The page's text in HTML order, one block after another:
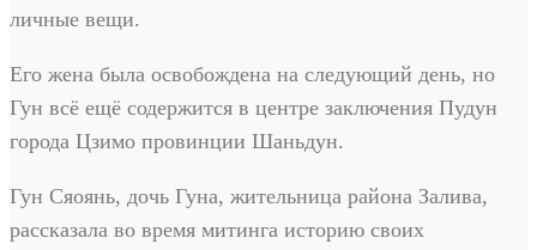
личные вещи.
Его жена была освобождена на следующий день, но
Гун всё ещё содержится в центре заключения Пудун
города Цзимо провинции Шаньдун.
Гун Сяоянь, дочь Гуна, жительница района Залива,
рассказала во время митинга историю своих